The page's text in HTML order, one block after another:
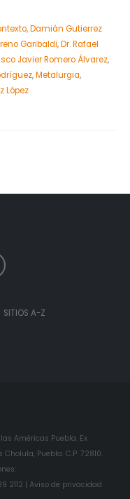
,Damián Gutierrez
Garibaldi,Dr. Rafael
Javier Romero Álvarez,
,Metalurgia,
López
SITIOS A-Z
Américas Puebla. Ex
Puebla. C.P. 72810.
2112 | Aviso de privacidad